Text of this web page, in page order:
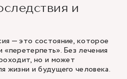
и
— это состояние, которое
Без лечения
но и может
жизни и будущего человека.